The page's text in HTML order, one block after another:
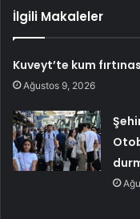
İlgili Makaleler
Kuveyt’te kum
Ağustos 9, 2026